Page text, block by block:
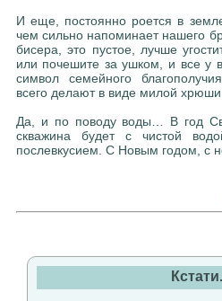
И еще, постоянно роется в
чем сильно напоминает нашего
бисера, это пустое, лучше
или почешите за ушком, и все у
символ семейного
всего делают в виде милой хрюши.
Да, и по поводу воды… В год
скважина будет с чистой
послевкусием. С Новым годом, с